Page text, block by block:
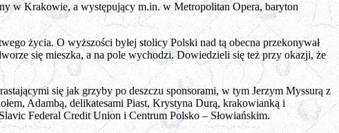
w Krakowie, a występujący m.in. w Metropolitan Opera, baryton
życia. O wyższości byłej stolicy Polski nad tą obecna przekonywał
się mieszka, a na pole wychodzi. Dowiedzieli się też przy okazji, że
się jak grzyby po deszczu sponsorami, w tym Jerzym Myssurą z
Adambą, delikatesami Piast, Krystyna Durą, krakowianką i
Federal Credit Union i Centrum Polsko – Słowiańskim.